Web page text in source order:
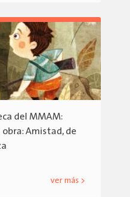
del MMAM:
Amistad, de
ver más >